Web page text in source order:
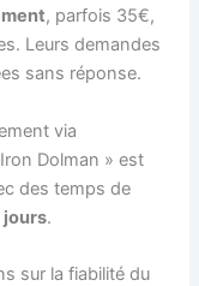
, parfois 35€,
Leurs demandes
sans réponse.
via
Dolman » est
des temps de
jours.
sur la fiabilité du